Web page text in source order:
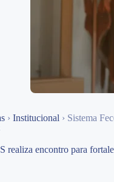
› Institucional › Sistema
realiza encontro para